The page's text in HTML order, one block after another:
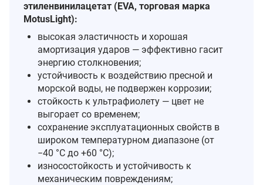
этиленвинилацетат (EVA, торговая марка
MotusLight):
высокая эластичность и хорошая
амортизация ударов — эффективно гасит
энергию столкновения;
устойчивость к воздействию пресной и
морской воды, не подвержен коррозии;
стойкость к ультрафиолету — цвет не
выгорает со временем;
сохранение эксплуатационных свойств в
широком температурном диапазоне (от
−40 °C до +60 °C);
износостойкость и устойчивость к
механическим повреждениям;